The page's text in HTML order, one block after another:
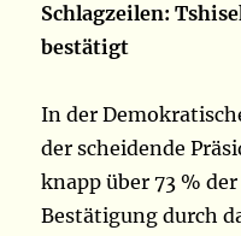
Schlagzeilen:
bestätigt
In der
der scheidende
knapp über 73 %
Bestätigung durch